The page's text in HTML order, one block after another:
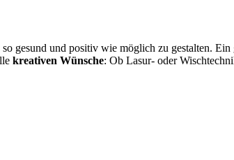
gesund und positiv wie möglich zu gestalten.
kreativen Wünsche: Ob Lasur- oder